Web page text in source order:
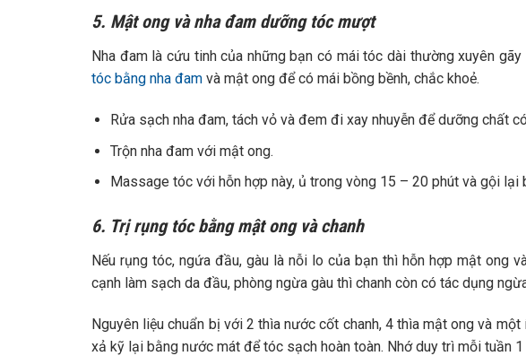
5. Mật ong và nha đam dưỡng tóc mượt
Nha đam là cứu tinh của những bạn có mái tóc dài thường xuyên
tóc bằng nha đam và mật ong để có mái bồng bềnh, chắc khoẻ.
Rửa sạch nha đam, tách vỏ và đem đi xay nhuyễn để dưỡng chất
Trộn nha đam với mật ong.
Massage tóc với hỗn hợp này, ủ trong vòng 15 – 20 phút và gội lại
6. Trị rụng tóc bằng mật ong và chanh
Nếu rụng tóc, ngứa đầu, gàu là nỗi lo của bạn thì hỗn hợp mật ong
cạnh làm sạch da đầu, phòng ngừa gàu thì chanh còn có tác dụng
Nguyên liệu chuẩn bị với 2 thìa nước cốt chanh, 4 thìa mật ong và
xả kỹ lại bằng nước mát để tóc sạch hoàn toàn. Nhớ duy trì mỗi tuần